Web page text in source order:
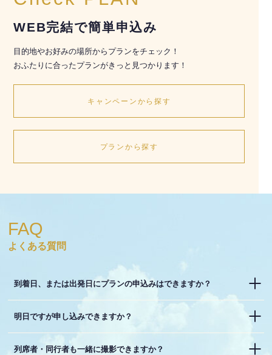
WEB完結で簡単申込み
目的地やお好みの場所からプランをチェック！
おふたりに合ったプランがきっと見つかります！
キャンペーンから探す
プランから探す
FAQ
よくある質問
到着日、または出発日にプランの申込みはできますか？
明日ですが申し込みできますか？
列席者・同行者も一緒に撮影できますか？